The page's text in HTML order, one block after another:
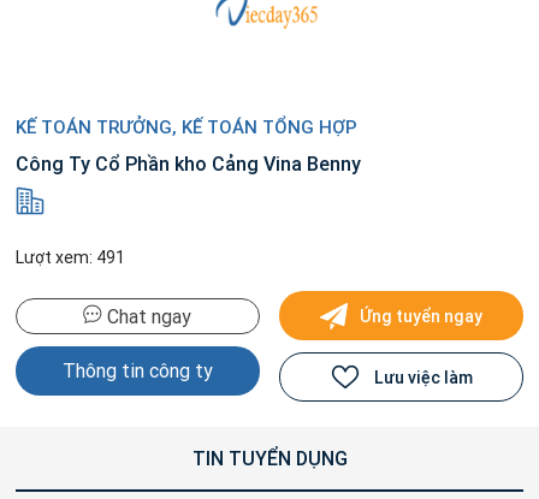
KẾ TOÁN TRƯỞNG, KẾ TOÁN TỔNG HỢP
Công Ty Cổ Phần kho Cảng Vina Benny
Lượt xem: 491
Chat ngay
Thông tin công ty
Ứng tuyển ngay
Lưu việc làm
TIN TUYỂN DỤNG